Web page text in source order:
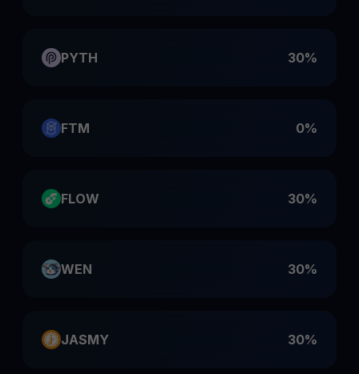
PYTH 30%
FTM 0%
FLOW 30%
WEN 30%
JASMY 30%